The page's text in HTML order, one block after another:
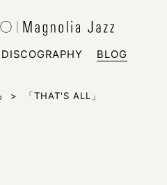
DISCOGRAPHY BLOG
> 「THAT'S ALL」